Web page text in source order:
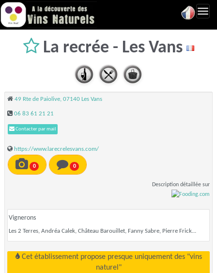
La recrée - Les Vans
49 Rte de Paiolive, 07140 Les Vans
06 83 61 21 21
Contacter par mail
https://www.larecrelesvans.com/
0 0
Description détaillée sur
Vignerons
Les 2 Terres, Andréa Calek, Château Barouillet, Fanny Sabre, Pierre Frick...
Cet établissement propose presque uniquement des "vins
naturel"